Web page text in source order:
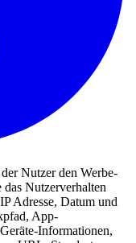
Nutzer den Werbe-
Nutzerverhalten
Adresse, Datum und
App-
Informationen,